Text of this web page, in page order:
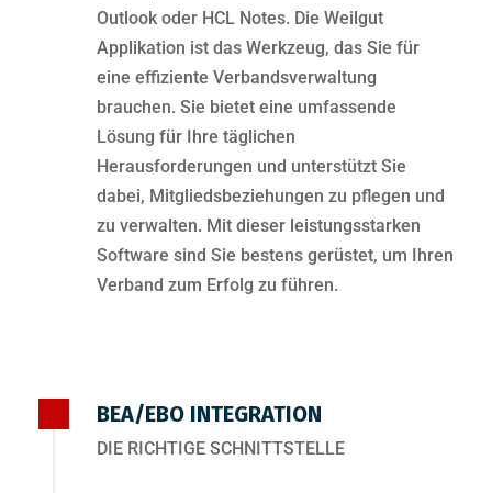
Outlook oder HCL Notes. Die Weilgut
Applikation ist das Werkzeug, das Sie für
eine effiziente Verbandsverwaltung
brauchen. Sie bietet eine umfassende
Lösung für Ihre täglichen
Herausforderungen und unterstützt Sie
dabei, Mitgliedsbeziehungen zu pflegen und
zu verwalten. Mit dieser leistungsstarken
Software sind Sie bestens gerüstet, um Ihren
Verband zum Erfolg zu führen.
BEA/EBO INTEGRATION
DIE RICHTIGE SCHNITTSTELLE